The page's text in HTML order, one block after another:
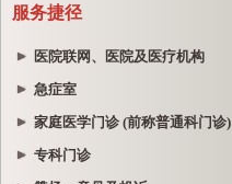
服务捷径
医院联网、医院及医疗机构
急症室
家庭医学门诊 (前称普通科门诊)
专科门诊